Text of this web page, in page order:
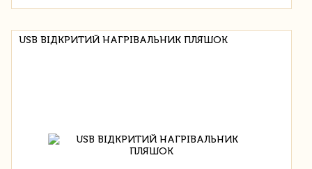
USB ВІДКРИТИЙ НАГРІВАЛЬНИК ПЛЯШОК